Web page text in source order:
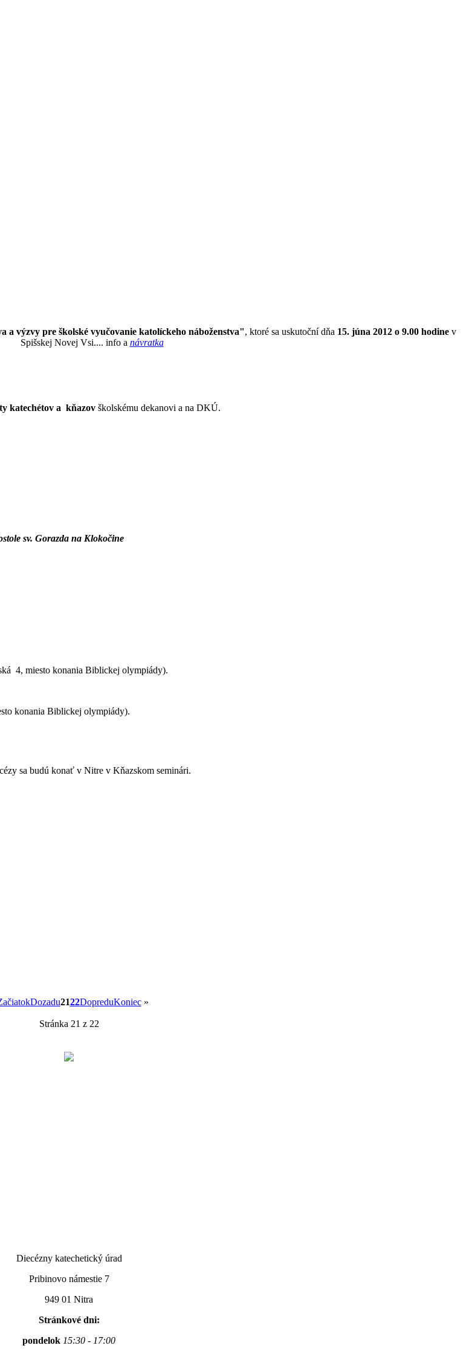
a výzvy pre školské vyučovanie katolíckeho náboženstva", ktoré sa uskutoční dňa 15. júna 2012 o 9.00 hodine v
Spišskej Novej Vsi.... info a návratka
katechétov a kňazov školskému dekanovi a na DKÚ.
sv. Gorazda na Klokočine
4, miesto konania Biblickej olympiády).
konania Biblickej olympiády).
sa budú konať v Nitre v Kňazskom seminári.
Dozadu2122DopreduKoniec»
Stránka 21 z 22
Diecézny katechetický úrad
Pribinovo námestie 7
949 01 Nitra
Stránkové dni:
pondelok 15:30 - 17:00